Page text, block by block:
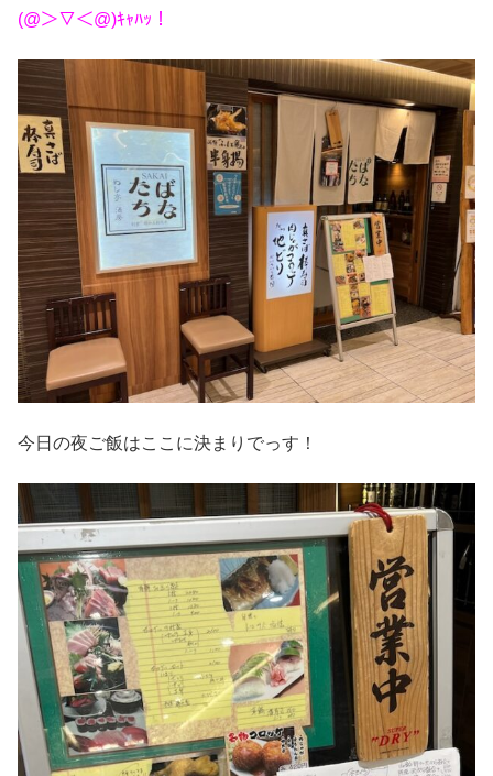
(@＞▽＜@)ｷｬﾊｯ！
今日の夜ご飯はここに決まりでっす！